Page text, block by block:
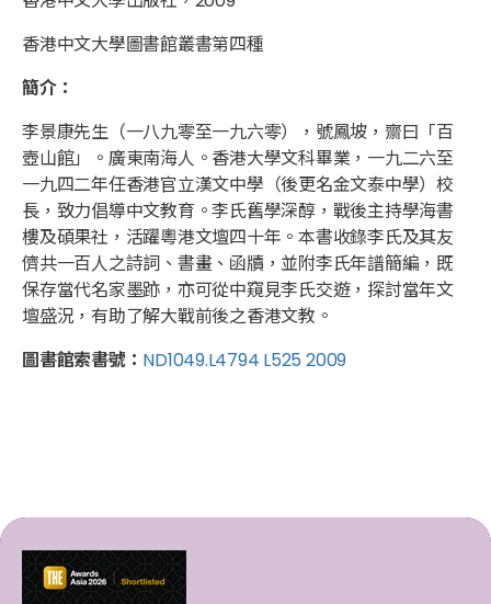
香港中文大學圖書館叢書第四種
簡介：
李景康先生（一八九零至一九六零），號鳳坡，齋曰「百
壺山館」。廣東南海人。香港大學文科畢業，一九二六至
一九四二年任香港官立漢文中學（後更名金文泰中學）校
長，致力倡導中文教育。李氏舊學深醇，戰後主持學海書
樓及碩果社，活躍粵港文壇四十年。本書收錄李氏及其友
儕共一百人之詩詞、書畫、函牘，並附李氏年譜簡編，既
保存當代名家墨跡，亦可從中窺見李氏交遊，探討當年文
壇盛況，有助了解大戰前後之香港文教。
圖書館索書號： ND1049.L4794 L525 2009